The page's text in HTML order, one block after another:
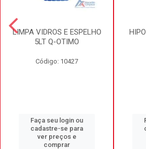
LIMPA VIDROS E ESPELHO
5LT Q-OTIMO
Código: 10427
Faça seu login ou
cadastre-se para
ver preços e
comprar